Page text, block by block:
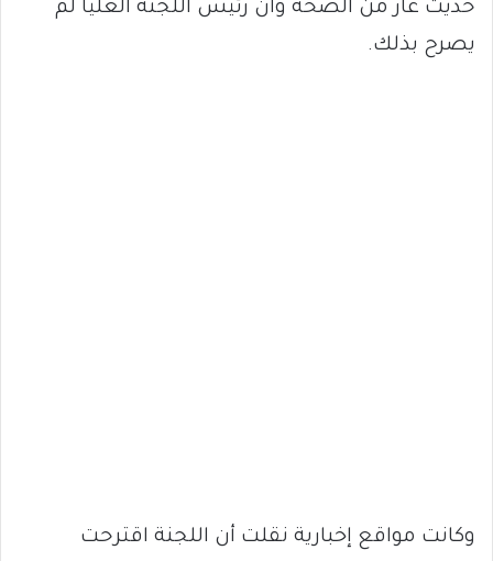
حديث عار من الصحة وأن رئيس اللجنة العليا لم
يصرح بذلك.
وكانت مواقع إخبارية نقلت أن اللجنة اقترحت